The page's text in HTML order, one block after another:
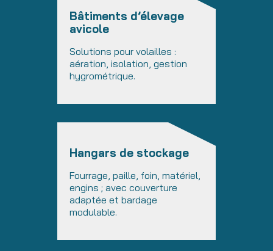
Bâtiments d’élevage
avicole
Solutions pour volailles :
aération, isolation, gestion
hygrométrique.
Hangars de stockage
Fourrage, paille, foin, matériel,
engins ; avec couverture
adaptée et bardage
modulable.